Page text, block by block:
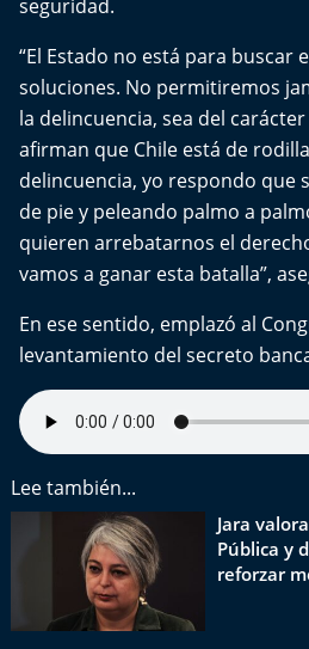
seguridad.
“El Estado no está para buscar
soluciones. No permitiremos
la delincuencia, sea del
afirman que Chile está de
delincuencia, yo respondo que
de pie y peleando palmo a
quieren arrebatarnos el
vamos a ganar esta batalla”,
En ese sentido, emplazó al
levantamiento del secreto
Lee también...
Jara
Pública y
reforzar